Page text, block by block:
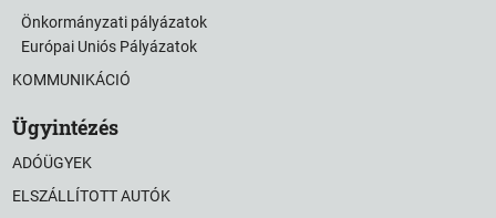
Önkormányzati pályázatok
Európai Uniós Pályázatok
KOMMUNIKÁCIÓ
Ügyintézés
ADÓÜGYEK
ELSZÁLLÍTOTT AUTÓK